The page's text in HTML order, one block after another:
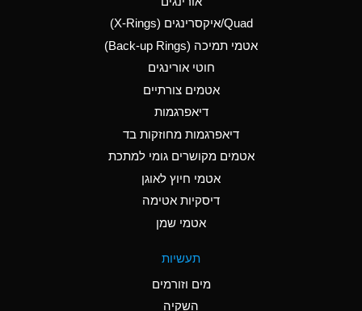
Aluminum Nitrate
(Aqueous)
Aluminum Phosphate
Ammonia Anhydrous
D
Ammonia Gas (cold)
D
Ammonia Gas (hot)
Quad/איקסרינגים (X-Rings)
אטמי תמיכה (Back-up Rings)
חוטי אורינגים
אטמים צורתיים
דיאפרגמות
דיאפרגמות מחוזקות בד
אטמים מקושרים גומי למתכת
אטמי חיוץ לאוגן
דיסקיות אטימה
אטמי שמן
תעשיות
מים וזורמים
השקיה